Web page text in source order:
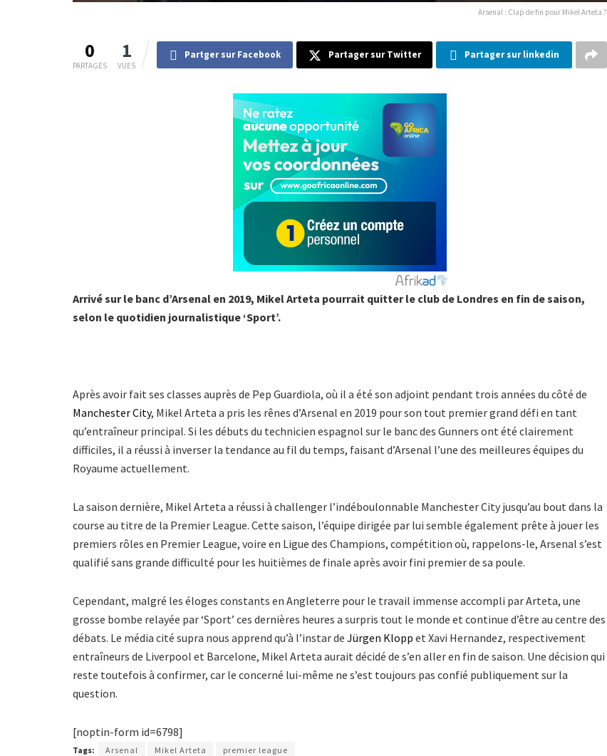
Arsenal : Clap de fin pour Mikel Arteta ?
0
PARTAGES
1
VUES
Partger sur Facebook Partager sur Twitter Partager sur linkedin
Arrivé sur le banc d’Arsenal en 2019, Mikel Arteta pourrait quitter le club de Londres en fin de saison,
selon le quotidien journalistique ‘Sport’.
Après avoir fait ses classes auprès de Pep Guardiola, où il a été son adjoint pendant trois années du côté de
Manchester City, Mikel Arteta a pris les rênes d’Arsenal en 2019 pour son tout premier grand défi en tant
qu’entraîneur principal. Si les débuts du technicien espagnol sur le banc des Gunners ont été clairement
difficiles, il a réussi à inverser la tendance au fil du temps, faisant d’Arsenal l’une des meilleures équipes du
Royaume actuellement.
La saison dernière, Mikel Arteta a réussi à challenger l’indéboulonnable Manchester City jusqu’au bout dans la
course au titre de la Premier League. Cette saison, l’équipe dirigée par lui semble également prête à jouer les
premiers rôles en Premier League, voire en Ligue des Champions, compétition où, rappelons-le, Arsenal s’est
qualifié sans grande difficulté pour les huitièmes de finale après avoir fini premier de sa poule.
Cependant, malgré les éloges constants en Angleterre pour le travail immense accompli par Arteta, une
grosse bombe relayée par ‘Sport’ ces dernières heures a surpris tout le monde et continue d’être au centre des
débats. Le média cité supra nous apprend qu’à l’instar de Jürgen Klopp et Xavi Hernandez, respectivement
entraîneurs de Liverpool et Barcelone, Mikel Arteta aurait décidé de s’en aller en fin de saison. Une décision qui
reste toutefois à confirmer, car le concerné lui-même ne s’est toujours pas confié publiquement sur la
question.
[noptin-form id=6798]
Tags: Arsenal Mikel Arteta premier league